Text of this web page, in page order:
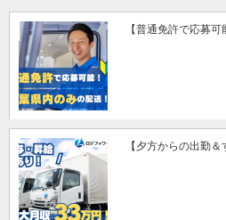
【普通免許で応募
【夕方からの出勤